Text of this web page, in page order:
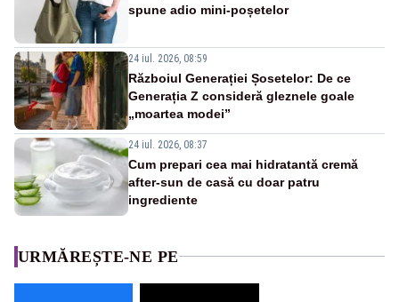
spune adio mini-poșetelor
24 iul. 2026, 08:59
Războiul Generației Șosetelor: De ce
Generația Z consideră gleznele goale
„moartea modei”
24 iul. 2026, 08:37
Cum prepari cea mai hidratantă cremă
after-sun de casă cu doar patru
ingrediente
URMĂREȘTE-NE PE